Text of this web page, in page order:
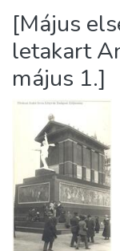
Statistics
About us
[Május
letakart
május 1.]